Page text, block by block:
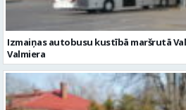
Izmaiņas autobusu kustībā maršrutā
Valmiera